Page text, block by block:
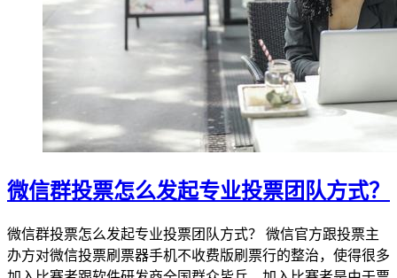
微信群投票怎么发起专业投票团队方式？
微信群投票怎么发起专业投票团队方式？ 微信官方跟投票主
办方对微信投票刷票器手机不收费版刷票行的整治，使得很多